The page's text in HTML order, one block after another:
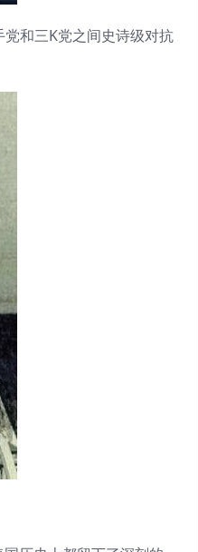
和三K党之间史诗级对抗